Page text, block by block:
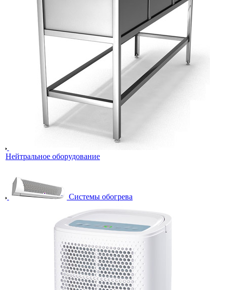
Нейтральное оборудование
Системы обогрева